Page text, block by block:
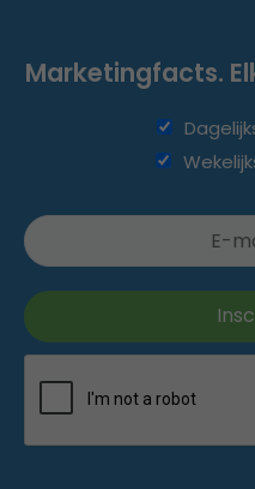
Marketingfacts.